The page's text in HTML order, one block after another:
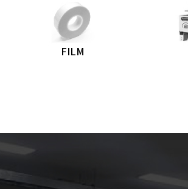
FILM